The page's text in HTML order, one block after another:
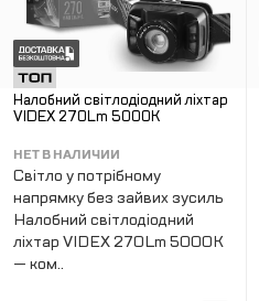
Налобний світлодіодний ліхтар
VIDEX 270Lm 5000K
НЕТ В НАЛИЧИИ
Світло у потрібному
напрямку без зайвих зусиль
Налобний світлодіодний
ліхтар VIDEX 270Lm 5000K
— ком..